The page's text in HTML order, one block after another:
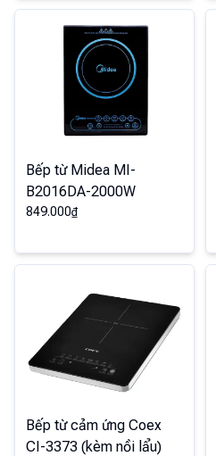
Bếp từ Midea MI-
B2016DA-2000W
849.000₫
Bếp từ cảm ứng Coex
CI-3373 (kèm nồi lẩu)